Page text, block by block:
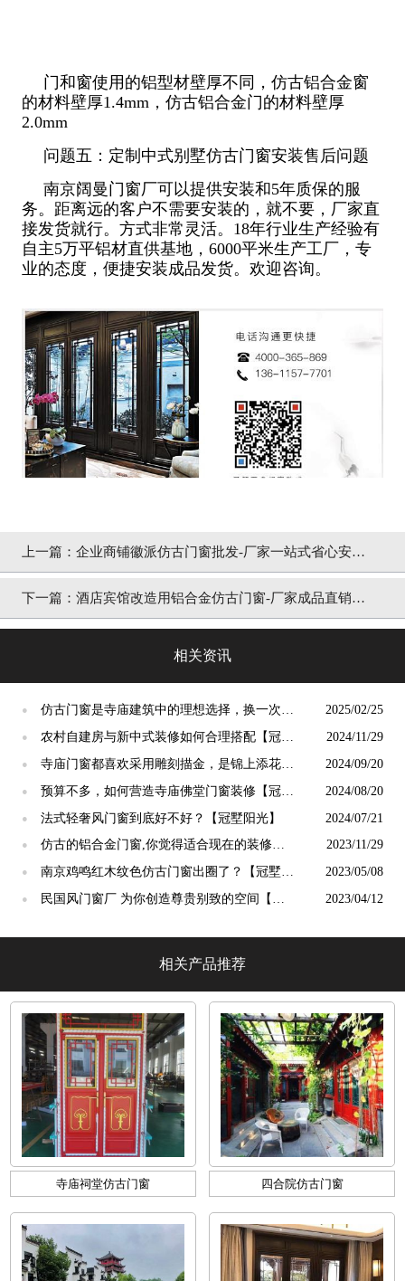
门和窗使用的铝型材壁厚不同，仿古铝合金窗
的材料壁厚1.4mm，仿古铝合金门的材料壁厚
2.0mm
问题五：定制中式别墅仿古门窗安装售后问题
南京阔曼门窗厂可以提供安装和5年质保的服
务。距离远的客户不需要安装的，就不要，厂家直
接发货就行。方式非常灵活。18年行业生产经验有
自主5万平铝材直供基地，6000平米生产工厂，专
业的态度，便捷安装成品发货。欢迎咨询。
上一篇： 企业商铺徽派仿古门窗批发-厂家一站式省心安心
「冠墅阳光」
下一篇： 酒店宾馆改造用铝合金仿古门窗-厂家成品直销
相关资讯
●
仿古门窗是寺庙建筑中的理想选择，换一次用
终生【冠墅阳光】
2025/02/25
●
农村自建房与新中式装修如何合理搭配【冠墅
阳光】
2024/11/29
●
寺庙门窗都喜欢采用雕刻描金，是锦上添花
吗？【冠墅阳光】
2024/09/20
●
预算不多，如何营造寺庙佛堂门窗装修【冠墅
阳光】
2024/08/20
● 法式轻奢风门窗到底好不好？【冠墅阳光】 2024/07/21
●
仿古的铝合金门窗,你觉得适合现在的装修吗?
【冠墅阳光】
2023/11/29
●
南京鸡鸣红木纹色仿古门窗出圈了？【冠墅阳
光】
2023/05/08
●
民国风门窗厂 为你创造尊贵别致的空间【冠
2023/04/12
相关产品推荐
寺庙祠堂仿古门窗 四合院仿古门窗